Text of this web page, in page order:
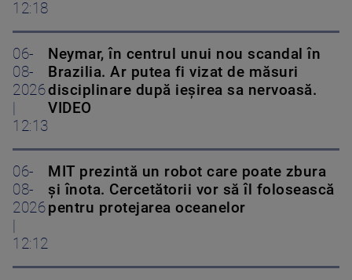
12:18
06-
08-
2026
12:13
Neymar, în centrul unui nou scandal în
Brazilia. Ar putea fi vizat de măsuri
disciplinare după ieșirea sa nervoasă.
VIDEO
06-
08-
2026
12:12
MIT prezintă un robot care poate zbura
și înota. Cercetătorii vor să îl folosească
pentru protejarea oceanelor